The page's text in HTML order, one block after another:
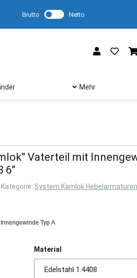
Brutto Netto
Mehr
Vaterteil mit
6"
Kategorie: System Kamlok Hebelarmaturen
Typ A
Material
Edelstahl 1.4408